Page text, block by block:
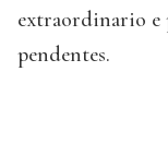
extraordinario e
pendentes.